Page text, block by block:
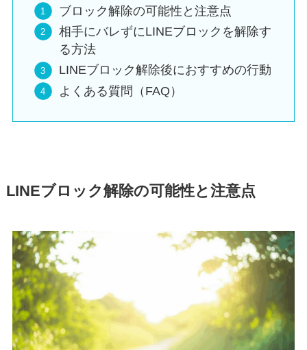
ブロック解除の可能性と注意点
相手にバレずにLINEブロックを解除す
る方法
LINEブロック解除後におすすめの行動
よくある質問（FAQ）
LINEブロック解除の可能性と注意点